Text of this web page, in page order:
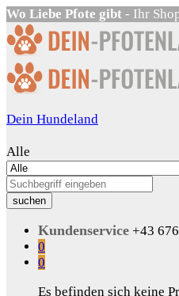
Wo Liebe Pfote gibt - Ihr
Dein Hundeland
Alle
suchen
Kundenservice +43
0
0
Es befinden sich keine